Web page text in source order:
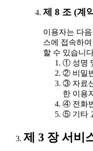
제 8 조 (계
이용자는 다
스에 접속하
할 수 있습니
① 성명
② 비밀
③ 자료
한 이용
④ 전화
⑤ 기타
제 3 장 서비